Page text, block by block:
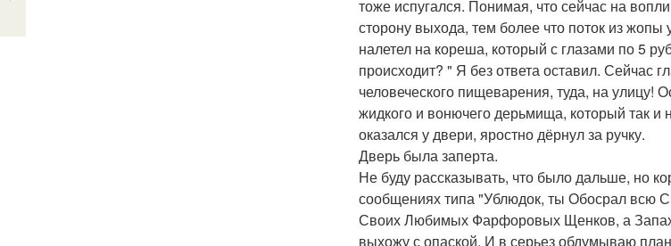
тоже испугался. Понимая, что сейчас на
сторону выхода, тем более что поток из
налетел на кореша, который с глазами по 5
происходит? " Я без ответа оставил. Сейчас
человеческого пищеварения, туда, на улицу!
жидкого и вонючего дерьмища, который так
оказался у двери, яростно дёрнул за ручку.
Дверь была заперта.
Не буду рассказывать, что было дальше, но
сообщениях типа "Ублюдок, ты Обосрал всю
Своих Любимых Фарфоровых Щенков, а
выхожу с опаской. И в серьез обдумываю